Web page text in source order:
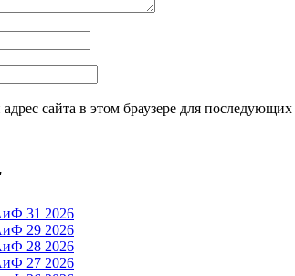
сайта в этом браузере для
31 2026
29 2026
28 2026
27 2026